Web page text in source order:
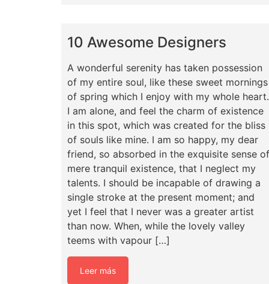
10 Awesome Designers
A wonderful serenity has taken possession
of my entire soul, like these sweet mornings
of spring which I enjoy with my whole heart.
I am alone, and feel the charm of existence
in this spot, which was created for the bliss
of souls like mine. I am so happy, my dear
friend, so absorbed in the exquisite sense of
mere tranquil existence, that I neglect my
talents. I should be incapable of drawing a
single stroke at the present moment; and
yet I feel that I never was a greater artist
than now. When, while the lovely valley
teems with vapour […]
Leer más